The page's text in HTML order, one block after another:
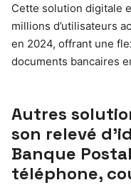
Cette solution digitale
millions d’utilisateurs
en 2024, offrant une
documents bancaires
Autres
son relevé
Banque
téléphone,